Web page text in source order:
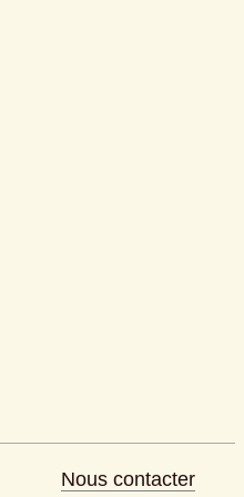
Nous contacter